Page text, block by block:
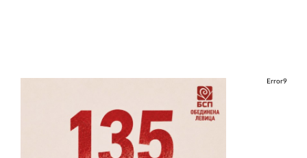
Error9